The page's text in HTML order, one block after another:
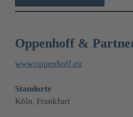
Oppenhoff &
www.oppenhoff.eu
Standorte
Köln, Frankfurt